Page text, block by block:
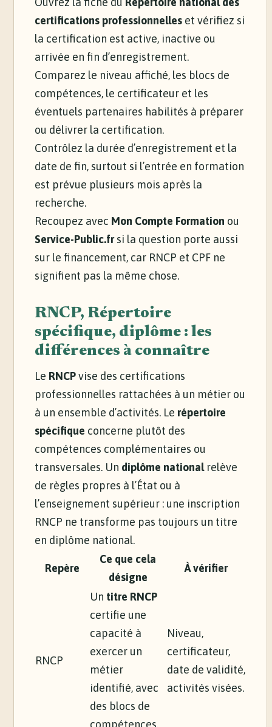
certifications professionnelles et vérifiez si
la certification est active, inactive ou
arrivée en fin d’enregistrement.
Comparez le niveau affiché, les blocs de
compétences, le certificateur et les
éventuels partenaires habilités à préparer
ou délivrer la certification.
Contrôlez la durée d’enregistrement et la
date de fin, surtout si l’entrée en formation
est prévue plusieurs mois après la
recherche.
Recoupez avec Mon Compte Formation ou
Service-Public.frsi la question porte aussi
sur le financement, car RNCP et CPF ne
signifient pas la même chose.
RNCP, Répertoire
spécifique, diplôme : les
différences à connaître
Le RNCPvise des certifications
professionnelles rattachées à un métier ou
à un ensemble d’activités. Le répertoire
spécifique concerne plutôt des
compétences complémentaires ou
transversales. Un diplôme nationalrelève
de règles propres à l’État ou à
l’enseignement supérieur : une inscription
RNCP ne transforme pas toujours un titre
en diplôme national.
Repère
Ce que cela
désigne
À vérifier
RNCP
Un titre RNCP
certifie une
capacité à
exercer un
métier
identifié, avec
des blocs de
compétences.
Niveau,
certificateur,
date de validité,
activités visées.